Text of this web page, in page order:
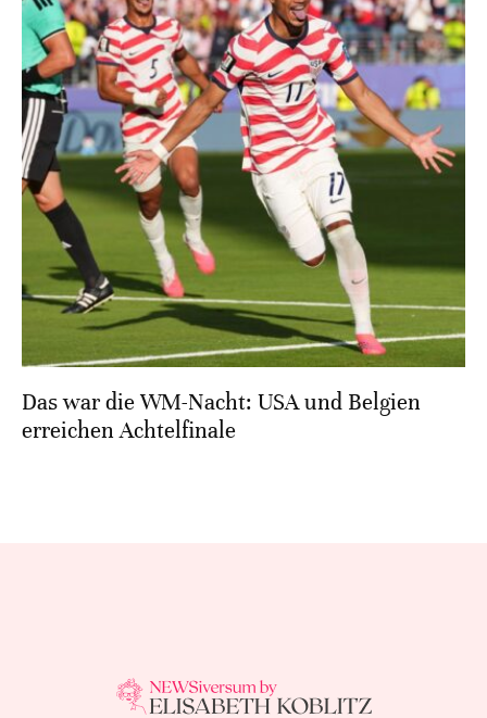
Das war die WM-Nacht: USA und Belgien
erreichen Achtelfinale